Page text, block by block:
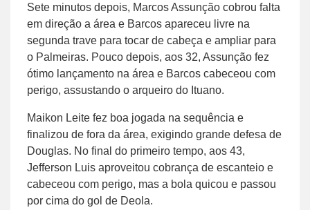
Sete minutos depois, Marcos Assunção cobrou falta
em direção a área e Barcos apareceu livre na
segunda trave para tocar de cabeça e ampliar para
o Palmeiras. Pouco depois, aos 32, Assunção fez
ótimo lançamento na área e Barcos cabeceou com
perigo, assustando o arqueiro do Ituano.
Maikon Leite fez boa jogada na sequência e
finalizou de fora da área, exigindo grande defesa de
Douglas. No final do primeiro tempo, aos 43,
Jefferson Luis aproveitou cobrança de escanteio e
cabeceou com perigo, mas a bola quicou e passou
por cima do gol de Deola.